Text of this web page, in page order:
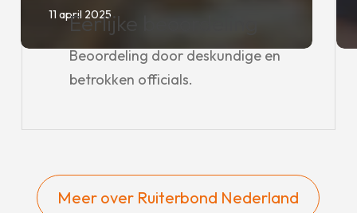
11 april 2025
Eerlijke beoordeling
Beoordeling door deskundige en
betrokken officials.
Meer over Ruiterbond Nederland